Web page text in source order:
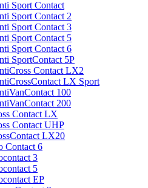
Sport Contact
Sport Contact 2
Sport Contact 3
Sport Contact 5
Sport Contact 6
SportContact 5P
Contact LX2
LX Sport
100
200
Contact LX
Contact UHP
LX20
Contact 6
3
5
EP